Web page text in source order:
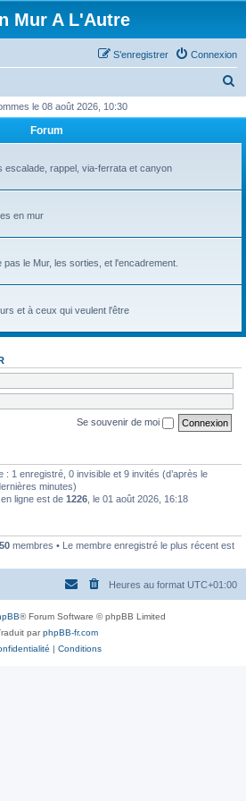
Mur A L'Autre
Connexion
S’enregistrer
h
r
le 08 août 2026, 10:30
Forum
escalade, rappel, via-ferrata et canyon
en mur
le Mur, les sorties, et l'encadrement.
et à ceux qui veulent l'être
Se souvenir de moi
: 1 enregistré, 0 invisible et 9 invités (d’après le
minutes)
ligne est de 1226 , le 01 août 2026, 16:18
membres • Le membre enregistré le plus récent est
Heures au format UTC+01:00
® Forum Software © phpBB Limited
parphpBB-fr.com
| Conditions